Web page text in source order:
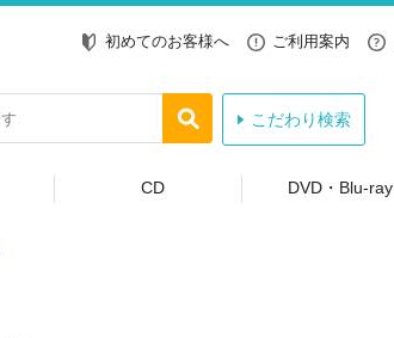
初めてのお客様へ ご利用案内
こだわり検索
CD DVD・Blu-ray